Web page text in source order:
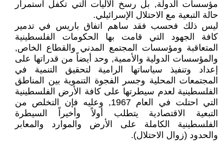
مؤسسات الدولة, بل رسخ الآليات التي تكفل استمرار
حالة التبعية مع الاحتلال الإسرائيلي.
ليس ذلك فحسب فقد ساهم اتفاق باريس في تدمير
كافة الجهود التي قامت بها الحكومات الفلسطينية
المتعاقبة ومؤسسات المجتمع المدني والقطاع الخاص,
والمؤسسات الدولية والأممية, وحد أيضاً من قدراتها على
إعداد وتنفيذ سياساتها الرامية لتحقيق التنمية في
المجتمعات المحلية وجسر الفجوة التنموية بين المناطق
الفلسطينية لعدم سيطرتها على كافة الأرض الفلسطينية
التي احتلت في العام 1967, وعليه فإن التخلص من
التبعية الاقتصادية يتطلب أولاً وأخيراً السيطرة
الفلسطينية الكاملة على الأرض والموارد والمعابر
والحدود (زوال الاحتلال).